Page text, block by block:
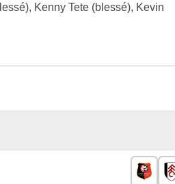
Kenny Tete (blessé), Kevin